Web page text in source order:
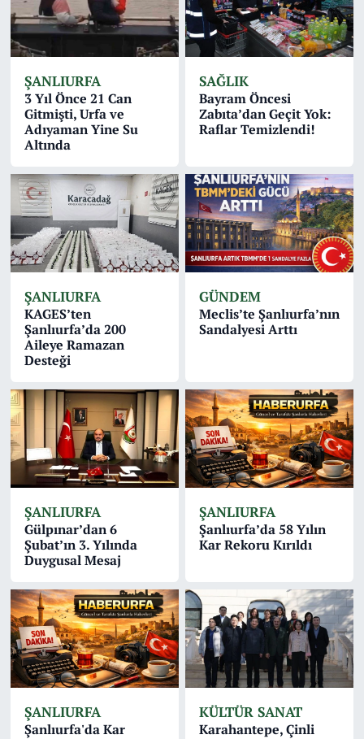
ŞANLIURFA
3 Yıl Önce 21 Can
Gitmişti, Urfa ve
Adıyaman Yine Su
Altında
SAĞLIK
Bayram Öncesi
Zabıta’dan Geçit Yok:
Raflar Temizlendi!
ŞANLIURFA
KAGES’ten
Şanlıurfa’da 200
Aileye Ramazan
Desteği
GÜNDEM
Meclis’te Şanlıurfa’nın
Sandalyesi Arttı
ŞANLIURFA
Gülpınar’dan 6
Şubat’ın 3. Yılında
Duygusal Mesaj
ŞANLIURFA
Şanlıurfa’da 58 Yılın
Kar Rekoru Kırıldı
ŞANLIURFA
Şanlıurfa'da Kar
KÜLTÜR SANAT
Karahantepe, Çinli